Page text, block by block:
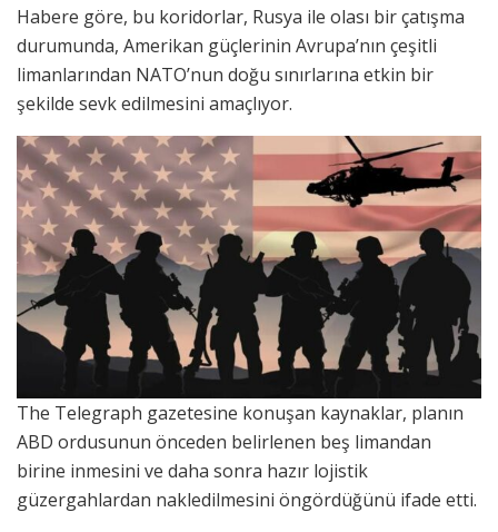
Habere göre, bu koridorlar, Rusya ile olası bir çatışma
durumunda, Amerikan güçlerinin Avrupa’nın çeşitli
limanlarından NATO’nun doğu sınırlarına etkin bir
şekilde sevk edilmesini amaçlıyor.
The Telegraph gazetesine konuşan kaynaklar, planın
ABD ordusunun önceden belirlenen beş limandan
birine inmesini ve daha sonra hazır lojistik
güzergahlardan nakledilmesini öngördüğünü ifade etti.